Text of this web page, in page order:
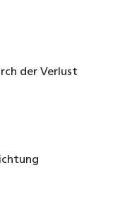
der Verlust